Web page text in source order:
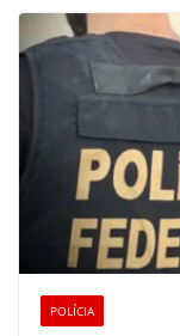
POLÍCIA